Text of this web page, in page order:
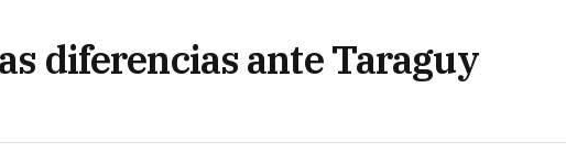
diferencias ante Taraguy